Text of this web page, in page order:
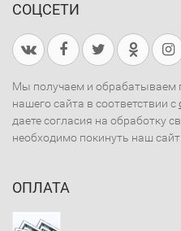
СОЦСЕТИ
Мы получаем и обрабатываем
нашего сайта в соответствии с
даете согласия на обработку
необходимо покинуть наш сайт.
ОПЛАТА